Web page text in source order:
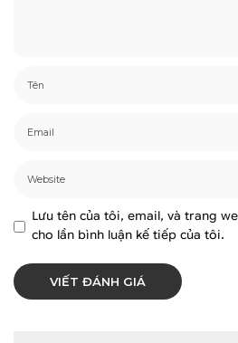
Lưu tên của tôi, email, và trang
cho lần bình luận kế tiếp của tôi.